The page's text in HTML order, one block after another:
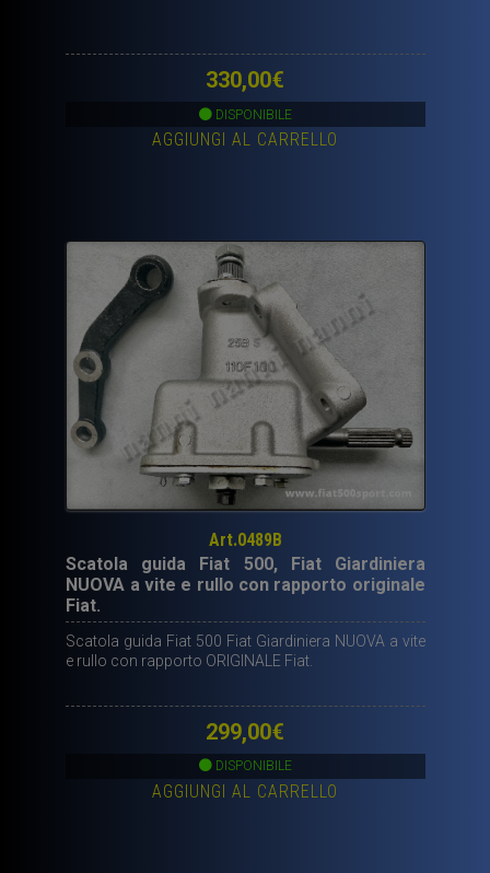
330,00€
DISPONIBILE
AGGIUNGI AL CARRELLO
Art.0489B
Scatola guida Fiat 500, Fiat Giardiniera
NUOVA a vite e rullo con rapporto originale
Fiat.
Scatola guida Fiat 500 Fiat Giardiniera NUOVA a vite
e rullo con rapporto ORIGINALE Fiat.
299,00€
DISPONIBILE
AGGIUNGI AL CARRELLO